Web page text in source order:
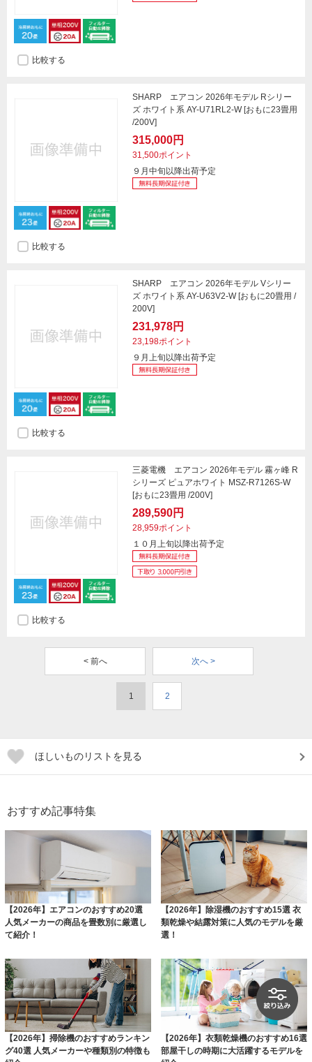
比較する
SHARP エアコン 2026年モデル Rシリー
ズ ホワイト系 AY-U71RL2-W [おもに23畳用
/200V]
315,000円
31,500ポイント
９月中旬以降出荷予定
比較する
SHARP エアコン 2026年モデル Vシリー
ズ ホワイト系 AY-U63V2-W [おもに20畳用 /
200V]
231,978円
23,198ポイント
９月上旬以降出荷予定
比較する
三菱電機 エアコン 2026年モデル 霧ヶ峰 R
シリーズ ピュアホワイト MSZ-R7126S-W
[おもに23畳用 /200V]
289,590円
28,959ポイント
１０月上旬以降出荷予定
比較する
< 前へ 次へ >
1 2
ほしいものリストを見る
おすすめ記事特集
【2026年】エアコンのおすすめ20選
人気メーカーの商品を畳数別に厳選し
て紹介！
【2026年】除湿機のおすすめ15選 衣
類乾燥や結露対策に人気のモデルを厳
選！
【2026年】掃除機のおすすめランキン
グ40選 人気メーカーや種類別の特徴も
【2026年】衣類乾燥機のおすすめ16選
部屋干しの時期に大活躍するモデルを